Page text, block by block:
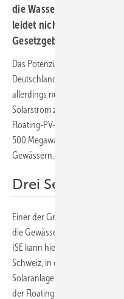
die Wasserqualität der
leidet nicht, wie eine
Gesetzgebung müsste
Das Potenzial von
Deutschland, Österreich und
allerdings nur wenige der
Solarstrom zu produzieren.
Floating-PV-Leistung gebaut,
500 Megawatt
Gewässern.
Drei Seen
Einer der Gründe ist die
die Gewässerökologie
ISE kann hier schon
Schweiz, in den Niederlanden
Solaranlagen errichtet wurden,
der Floating-PV noch kaum